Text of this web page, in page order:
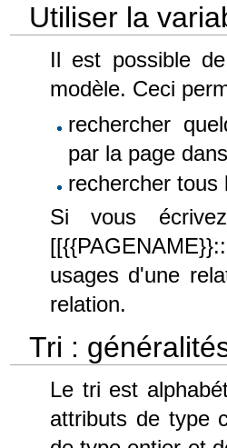
Utiliser la
Il est possible
modèle. Ceci
rechercher
par la page
rechercher tous
Si vous
usages d'une
relation.
Tri :
Le tri est
attributs de type